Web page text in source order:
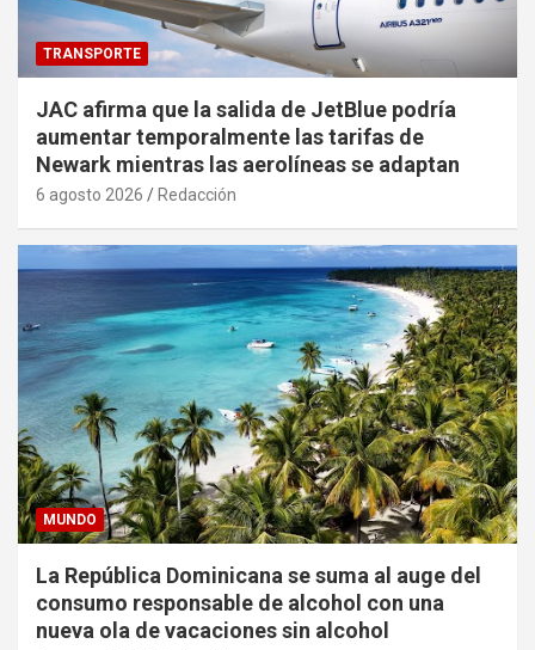
TRANSPORTE
JAC afirma que la salida de JetBlue podría
aumentar temporalmente las tarifas de
Newark mientras las aerolíneas se adaptan
6 agosto 2026 Redacción
MUNDO
La República Dominicana se suma al auge del
consumo responsable de alcohol con una
nueva ola de vacaciones sin alcohol